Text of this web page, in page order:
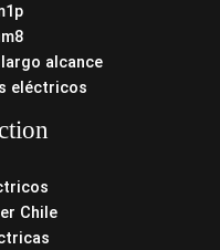
alcance
eléctricos
Chile